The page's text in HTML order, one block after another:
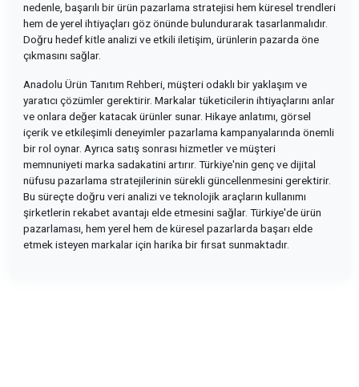
nedenle, başarılı bir ürün pazarlama stratejisi hem küresel trendleri
hem de yerel ihtiyaçları göz önünde bulundurarak tasarlanmalıdır.
Doğru hedef kitle analizi ve etkili iletişim, ürünlerin pazarda öne
çıkmasını sağlar.
Anadolu Ürün Tanıtım Rehberi, müşteri odaklı bir yaklaşım ve
yaratıcı çözümler gerektirir. Markalar tüketicilerin ihtiyaçlarını anlar
ve onlara değer katacak ürünler sunar. Hikaye anlatımı, görsel
içerik ve etkileşimli deneyimler pazarlama kampanyalarında önemli
bir rol oynar. Ayrıca satış sonrası hizmetler ve müşteri
memnuniyeti marka sadakatini artırır. Türkiye'nin genç ve dijital
nüfusu pazarlama stratejilerinin sürekli güncellenmesini gerektirir.
Bu süreçte doğru veri analizi ve teknolojik araçların kullanımı
şirketlerin rekabet avantajı elde etmesini sağlar. Türkiye'de ürün
pazarlaması, hem yerel hem de küresel pazarlarda başarı elde
etmek isteyen markalar için harika bir fırsat sunmaktadır.